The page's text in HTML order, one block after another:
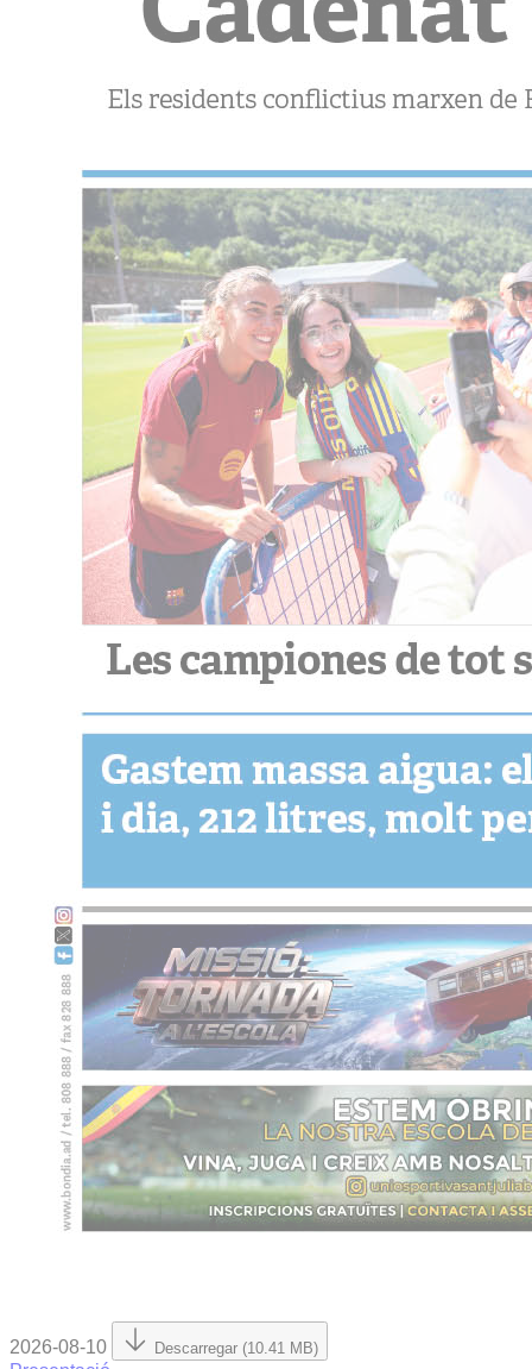
2026-08-10 Descarregar (10.41 MB)